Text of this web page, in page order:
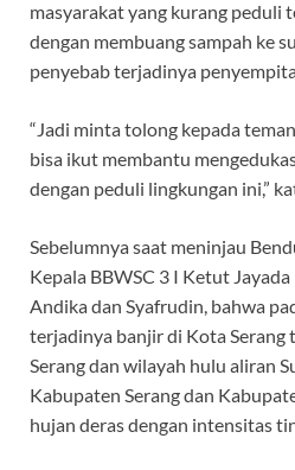
masyarakat yang kurang peduli
dengan membuang sampah ke
penyebab terjadinya
“Jadi minta tolong kepada
bisa ikut membantu
dengan peduli lingkungan ini,”
Sebelumnya saat meninjau
Kepala BBWSC 3 I Ketut
Andika dan Syafrudin, bahwa
terjadinya banjir di Kota Serang
Serang dan wilayah hulu aliran
Kabupaten Serang dan
hujan deras dengan intensitas